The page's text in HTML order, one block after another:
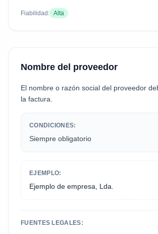
Fiabilidad: Alta
Nombre del proveedor
El nombre o razón social del proveedor
la factura.
CONDICIONES:
Siempre obligatorio
EJEMPLO:
Ejemplo de empresa, Lda.
FUENTES LEGALES: